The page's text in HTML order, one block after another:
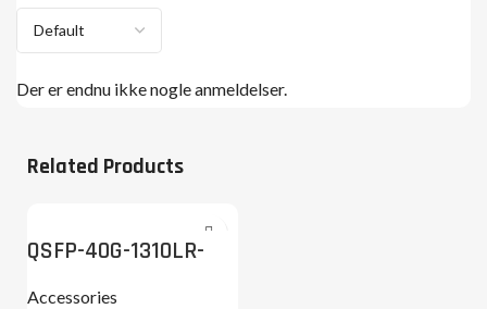
Der er endnu ikke nogle anmeldelser.
Related Products
QSFP-40G-1310LR-
2SMF-LC
Accessories